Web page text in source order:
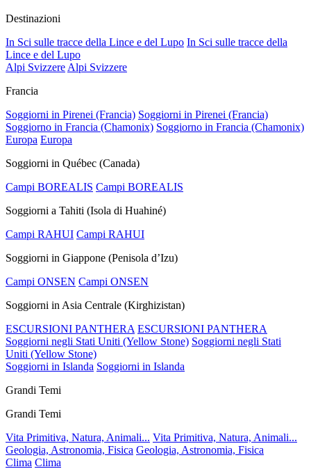
Destinazioni
In Sci sulle tracce della Lince e del Lupo In Sci sulle tracce della
Lince e del Lupo
Alpi Svizzere Alpi Svizzere
Francia
Soggiorni in Pirenei (Francia) Soggiorni in Pirenei (Francia)
Soggiorno in Francia (Chamonix) Soggiorno in Francia (Chamonix)
Europa Europa
Soggiorni in Québec (Canada)
Campi BOREALIS Campi BOREALIS
Soggiorni a Tahiti (Isola di Huahiné)
Campi RAHUI Campi RAHUI
Soggiorni in Giappone (Penisola d’Izu)
Campi ONSEN Campi ONSEN
Soggiorni in Asia Centrale (Kirghizistan)
ESCURSIONI PANTHERA ESCURSIONI PANTHERA
Soggiorni negli Stati Uniti (Yellow Stone) Soggiorni negli Stati
Uniti (Yellow Stone)
Soggiorni in Islanda Soggiorni in Islanda
Grandi Temi
Grandi Temi
Vita Primitiva, Natura, Animali... Vita Primitiva, Natura, Animali...
Geologia, Astronomia, Fisica Geologia, Astronomia, Fisica
Clima Clima